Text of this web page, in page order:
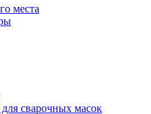
места
сварочных масок